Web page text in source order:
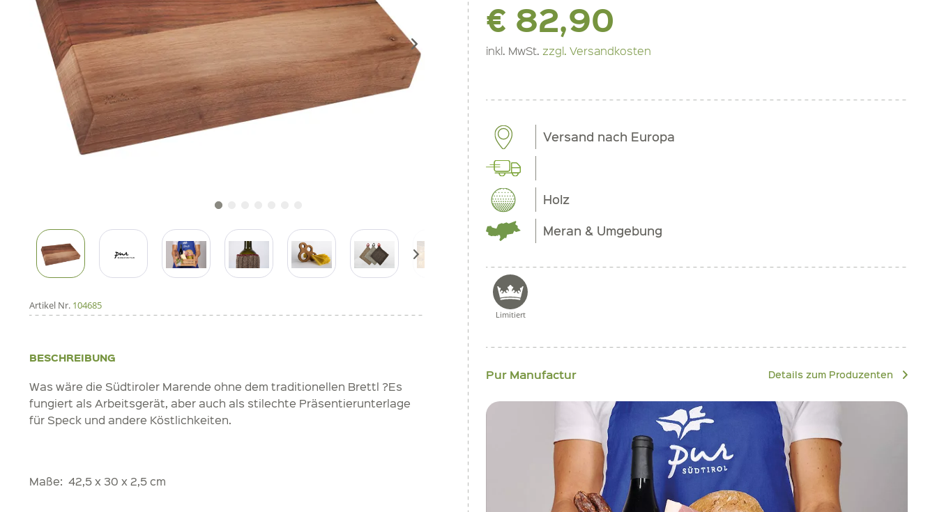
Artikel Nr. 104685
BESCHREIBUNG
Was wäre die Südtiroler Marende ohne dem traditionellen Brettl ?Es
fungiert als Arbeitsgerät, aber auch als stilechte Präsentierunterlage
für Speck und andere Köstlichkeiten.
Maße: 42,5 x 30 x 2,5 cm
€ 82,90
inkl. MwSt. zzgl. Versandkosten
Versand nach Europa
Holz
Meran & Umgebung
Limitiert
Pur Manufactur Details zum Produzenten